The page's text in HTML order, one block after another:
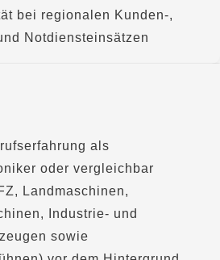
bei regionalen Kunden-,
Notdiensteinsätzen
als
oder vergleichbar
Landmaschinen,
Industrie- und
sowie